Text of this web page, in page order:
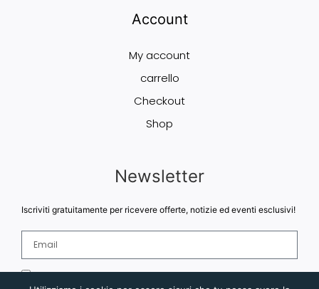
Account
My account
carrello
Checkout
Shop
Newsletter
Iscriviti gratuitamente per ricevere offerte, notizie ed eventi esclusivi!
Accetto e comprendo e Termini di Servizio. Leggi qui